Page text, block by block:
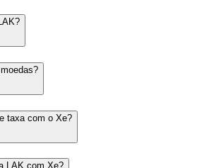
taxa com o Xe?
LAK com Xe?